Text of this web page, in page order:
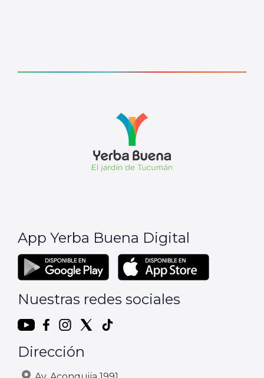
App Yerba Buena Digital
Nuestras redes sociales
Dirección